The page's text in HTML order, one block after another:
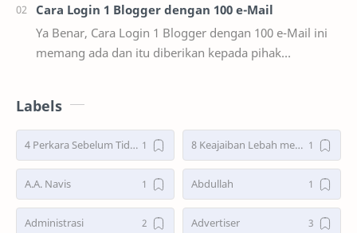
Cara Login 1 Blogger dengan 100 e-Mail
Ya Benar, Cara Login 1 Blogger dengan 100 e-Mail ini
memang ada dan itu diberikan kepada pihak
Labels
4 Perkara Sebelum Tidur 8 Keajaiban Lebah menurut Al-Qur’an part 2
A.A. Navis Abdullah
Administrasi Advertiser